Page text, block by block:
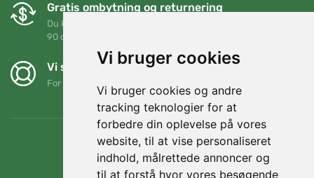
Vi bruger cookies
Vi bruger cookies og andre
tracking teknologier for at
forbedre din oplevelse på vores
website, til at vise personaliseret
indhold, målrettede annoncer og
til at forstå hvor vores besøgende
Gratis ombytning og returnering
Du kan returnere eller bytte din ordre når som helst inden for
90 dage
Vi støtter Trees.org
For hver ordre planter vi et træ! Læs mere